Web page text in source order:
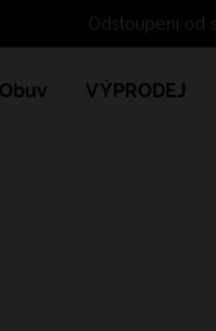
Obuv VÝPRODEJ